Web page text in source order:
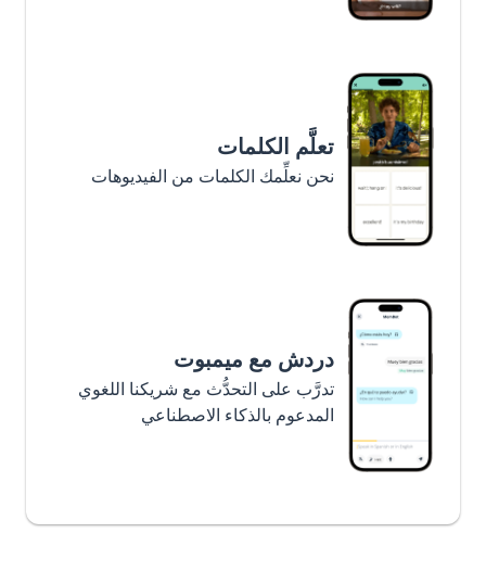
تعلَّم الكلمات
نحن نعلِّمك الكلمات من الفيديوهات
دردش مع ميمبوت
تدرَّب على التحدُّث مع شريكنا اللغوي
المدعوم بالذكاء الاصطناعي